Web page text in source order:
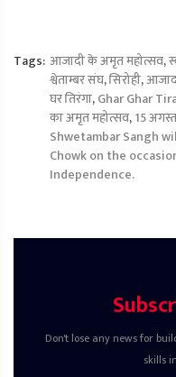
Tags: आजादी के अमृत महोत्सव,
श्वेताम्बर संघ,सिरोही,
घर तिरंगा,Ghar Ghar
का अमृत महोत्सव,15
Shwetambar Sangh
Chowk on the
Independence.
Don't lose any news for
skills